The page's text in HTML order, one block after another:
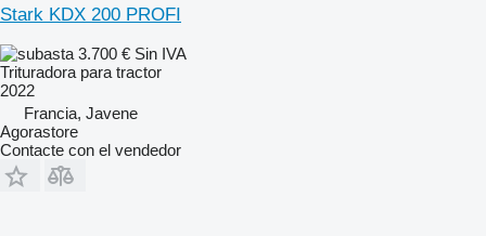
Stark KDX 200 PROFI
3.700 € Sin IVA
Trituradora para tractor
2022
Francia, Javene
Agorastore
Contacte con el vendedor